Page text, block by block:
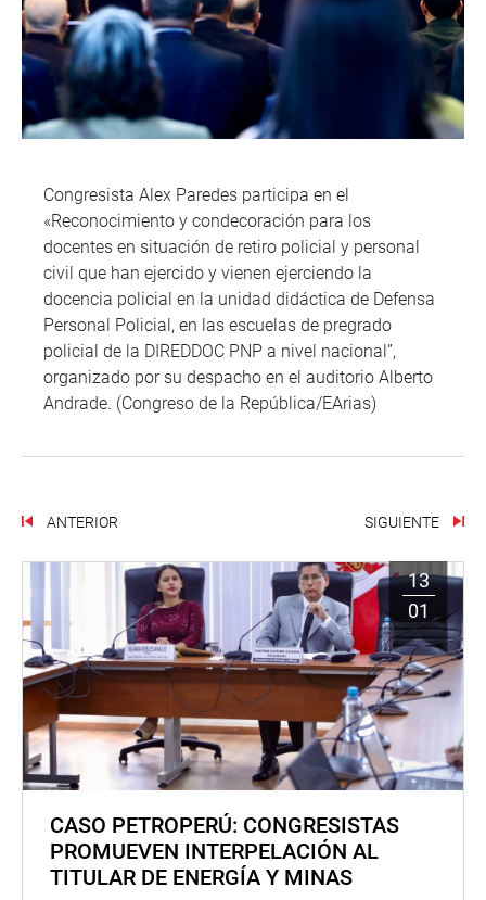
Congresista Alex Paredes participa en el
«Reconocimiento y condecoración para los
docentes en situación de retiro policial y personal
civil que han ejercido y vienen ejerciendo la
docencia policial en la unidad didáctica de Defensa
Personal Policial, en las escuelas de pregrado
policial de la DIREDDOC PNP a nivel nacional”,
organizado por su despacho en el auditorio Alberto
Andrade. (Congreso de la República/EArias)
ANTERIOR SIGUIENTE
13
01
CASO PETROPERÚ: CONGRESISTAS
PROMUEVEN INTERPELACIÓN AL
TITULAR DE ENERGÍA Y MINAS